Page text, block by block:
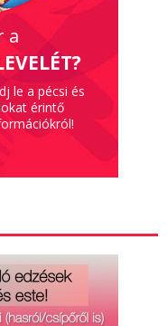
a
le a pécsi és
érintő